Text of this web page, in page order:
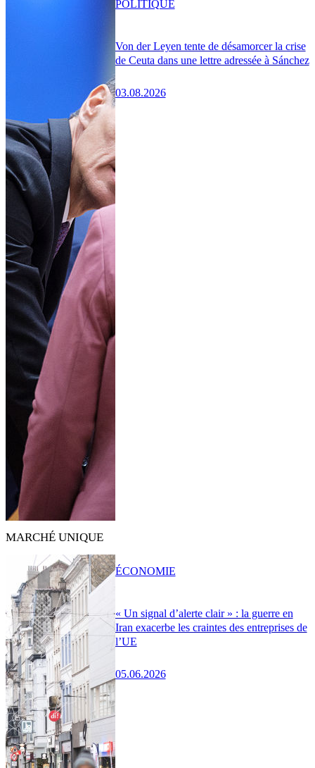
Von der Leyen tente de désamorcer la crise
de Ceuta dans une lettre adressée à Sánchez
03.08.2026
POLITIQUE
MARCHÉ UNIQUE
« Un signal d’alerte clair » : la guerre en
Iran exacerbe les craintes des entreprises de
l’UE
05.06.2026
ÉCONOMIE